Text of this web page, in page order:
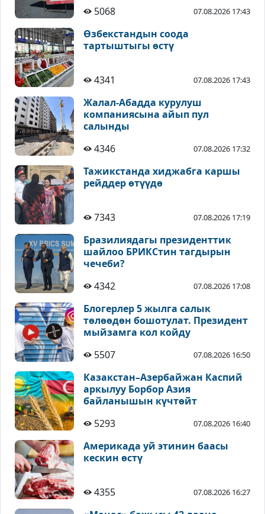
5068
07.08.2026 17:43
Өзбекстандын соода
тартыштыгы өстү
4341 07.08.2026 17:43
Жалал-Абадда курулуш
компаниясына айып пул
салынды
4346
07.08.2026 17:32
Тажикстанда хиджабга каршы
рейддер өтүүдө
7343 07.08.2026 17:19
Бразилиядагы президенттик
шайлоо БРИКСтин тагдырын
чечеби?
4342
07.08.2026 17:08
Блогерлер 5 жылга салык
төлөөдөн бошотулат. Президент
мыйзамга кол койду
5507
07.08.2026 16:50
Казакстан–Азербайжан Каспий
аркылуу Борбор Азия
байланышын күчтөйт
5293
07.08.2026 16:40
Америкада уй этинин баасы
кескин өстү
4355 07.08.2026 16:27